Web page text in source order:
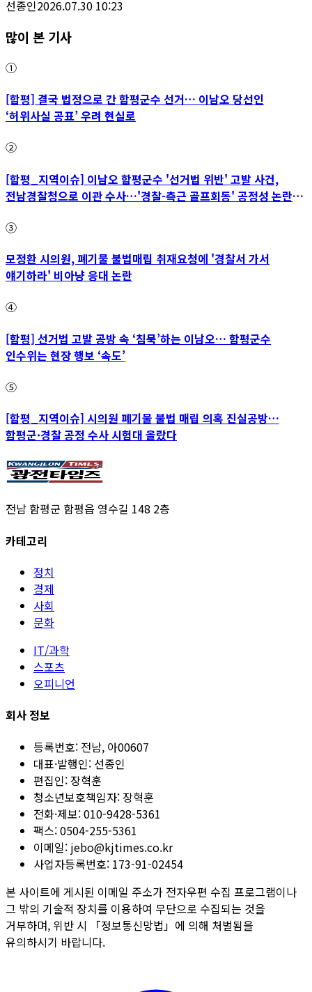
선종인2026.07.30 10:23
많이 본 기사
①
[함평] 결국 법정으로 간 함평군수 선거… 이남오 당선인
‘허위사실 공표’ 우려 현실로
②
[함평_지역이슈] 이남오 함평군수 '선거법 위반' 고발 사건,
전남경찰청으로 이관 수사…'경찰-측근 골프회동' 공정성 논란
③
모정환 시의원, 폐기물 불법매립 취재요청에 '경찰서 가서
얘기하라' 비아냥 응대 논란
④
[함평] 선거법 고발 공방 속 ‘침묵’하는 이남오… 함평군수
인수위는 현장 행보 ‘속도’
⑤
[함평_지역이슈] 시의원 폐기물 불법 매립 의혹 진실공방…
함평군·경찰 공정 수사 시험대 올랐다
전남 함평군 함평읍 영수길 148 2층
카테고리
정치
경제
사회
문화
IT/과학
스포츠
오피니언
회사 정보
등록번호: 전남, 아00607
대표·발행인: 선종인
편집인: 장혁훈
청소년보호책임자: 장혁훈
전화·제보:010-9428-5361
팩스:0504-255-5361
이메일: jebo@kjtimes.co.kr
사업자등록번호: 173-91-02454
본 사이트에 게시된 이메일 주소가 전자우편 수집 프로그램이나
그 밖의 기술적 장치를 이용하여 무단으로 수집되는 것을
거부하며, 위반 시 「정보통신망법」에 의해 처벌됨을
유의하시기 바랍니다.